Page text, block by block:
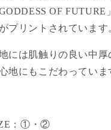
OF FUTURE
プリントされています
には肌触りの良い中厚
地にもこだわっていま
：①・②